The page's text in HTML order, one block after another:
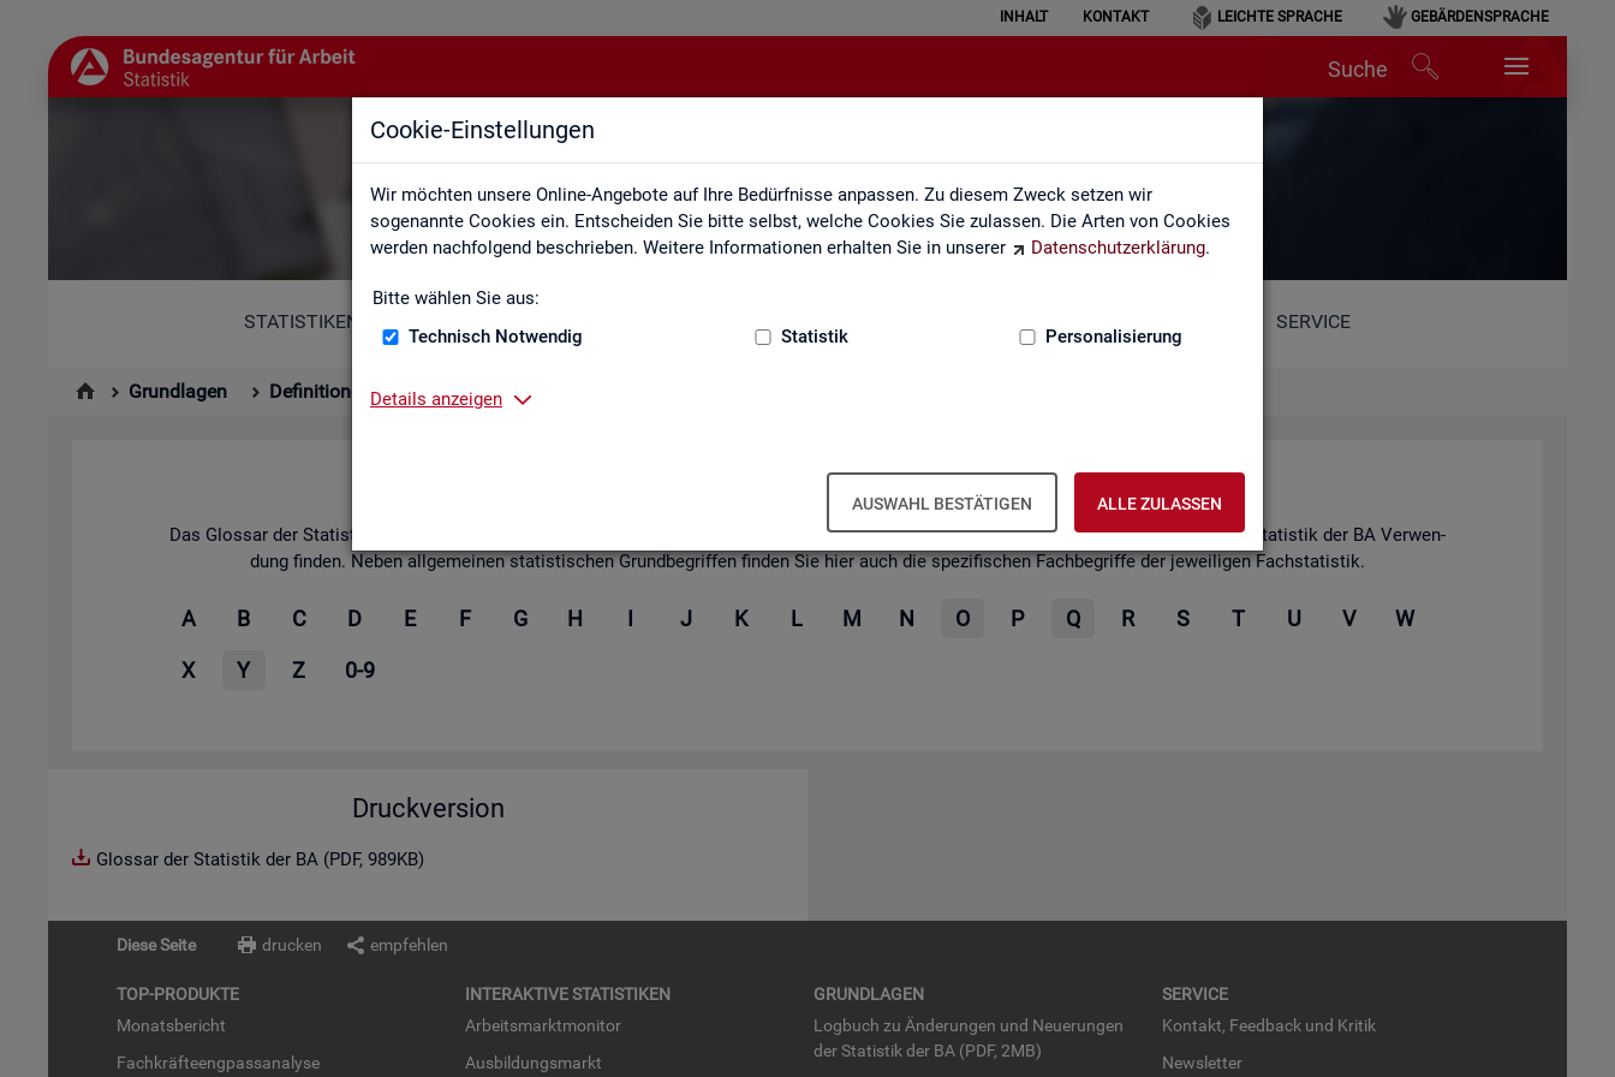
Cookie-Einstellungen
Wir möchten unsere Online-Angebote auf Ihre Bedürfnisse anpassen. Zu diesem Zweck setzen wir
sogenannte Cookies ein. Entscheiden Sie bitte selbst, welche Cookies Sie zulassen. Die Arten von Cookies
werden nachfolgend beschrieben. Weitere Informationen erhalten Sie in unserer
Datenschutzerklärung.
Bitte wählen Sie aus:
Technisch Notwendig
Statistik Personalisierung
Details anzeigen
AUSWAHL BESTÄTIGEN ALLE ZULASSEN
INHALT KONTAKT LEICHTE SPRACHE GEBÄRDENSPRACHE
Suche
Glossar
STATISTIKEN SERVICE
Grundlagen Definitionen Glossar
Glos­sar
Das Glos­sar der Sta­tis­tik der BA ent­hält Er­läu­te­run­gen zu allen sta­tis­tisch re­le­van­ten Be­grif­fen, die in den ver­schie­de­nen Pro­duk­ten der Sta­tis­tik der BA Ver­wen­
dung fin­den. Neben all­ge­mei­nen sta­tis­ti­schen Grund­be­grif­fen fin­den Sie hier auch die spe­zi­fi­schen Fach­be­grif­fe der je­wei­li­gen Fach­sta­tis­tik.
A B C D E F G H I J K L M N O P Q R S T U V W
X Y Z 0-9
Druckversion
Glossar der Statistik der BA (PDF, 989KB)
Diese Seite drucken empfehlen
TOP-PRO­DUK­TE
Mo­nats­be­richt
Fach­kräf­te­eng­pass­ana­ly­se
IN­TER­AK­TI­VE STA­TIS­TI­KEN
Ar­beits­markt­mo­ni­tor
Aus­bil­dungs­markt
GRUND­LA­GEN
Log­buch zu Än­de­run­gen und Neue­run­gen
der Sta­tis­tik der BA (PDF, 2MB)
SER­VICE
Kon­takt, Feed­back und Kri­tik
News­let­ter